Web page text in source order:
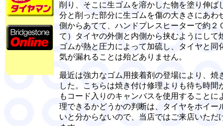
削り、そこに生ゴムを溶かした物を塗り伸ば
分と削った部分に生ゴムを傷の大きさにあわ
側からあてて、ハンドプレスヒーターで約
て）タイヤの外側と内側から挟むようにし
ゴムが熱と圧力によって加硫し、タイヤと
気が漏れることは殆どありません。
最近は強力なゴム用接着剤の登場により、
した。こちらは焼き付け修理よりも待ち時
もコード入りのキャンバスを使用すること
理できるかどうかの判断は、タイヤをホイ
いと分からないので、当店ではご来店いた